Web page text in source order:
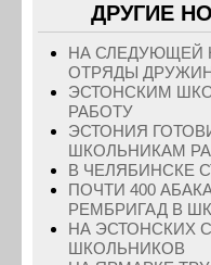
ДРУГИЕ
НА СЛЕДУЮЩЕЙ
ОТРЯДЫ
ЭСТОНСКИМ
РАБОТУ
ЭСТОНИЯ
ШКОЛЬНИКАМ
В ЧЕЛЯБИНСКЕ
ПОЧТИ 400
РЕМБРИГАД В
НА ЭСТОНСКИХ
ШКОЛЬНИКОВ